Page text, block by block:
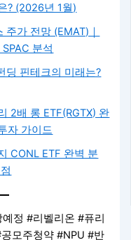
? (2026년 1월)
가 전망 (EMAT)｜
분석
딩 핀테크의 미래는?
2배 롱 ETF(RGTX) 완
자 가이드
CONL ETF 완벽 분
정 #리벨리온 #퓨리
모주청약 #NPU #반